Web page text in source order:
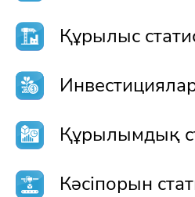
Құрылыс
Құрылымдық
Кәсіпорын